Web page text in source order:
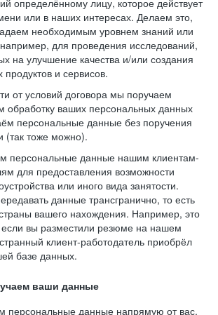
определённому лицу, которое действует
или в наших интересах. Делаем это,
необходимым уровнем знаний или
для проведения исследований,
на улучшение качества и/или создания
и сервисов.
от условий договора мы поручаем
обработку ваших персональных данных
персональные данные без поручения
(так тоже можно).
персональные данные нашим клиентам-
для предоставления возможности
или иного вида занятости.
данные трансгранично, то есть
вашего нахождения. Например, это
если вы разместили резюме на нашем
клиент-работодатель приобрёл
базе данных.
ваши данные
персональные данные напрямую от вас,